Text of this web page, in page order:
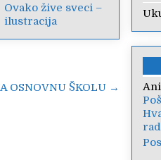
Ovako žive sveci –
ilustracija
OSNOVNU ŠKOLU →